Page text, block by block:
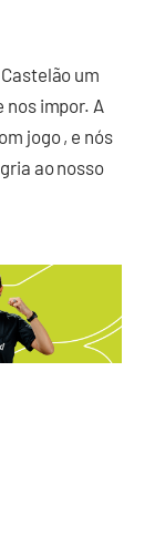
um
nos impor. A
jogo , e nós
ao nosso